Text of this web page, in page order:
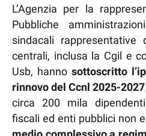
L’Agenzia per la
Pubbliche
sindacali rappresentative
centrali, inclusa la Cgil e
Usb, hanno sottoscritto
rinnovo del Ccnl 2025-2027
circa 200 mila
fiscali ed enti pubblici non